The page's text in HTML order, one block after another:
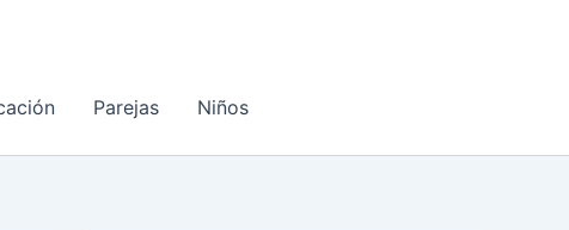
Parejas Niños